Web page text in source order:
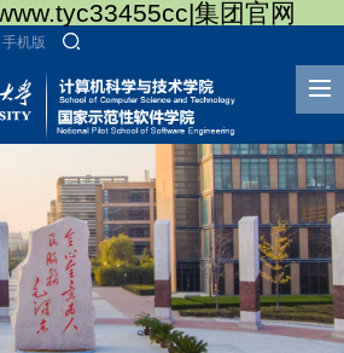
集团官网
手机版